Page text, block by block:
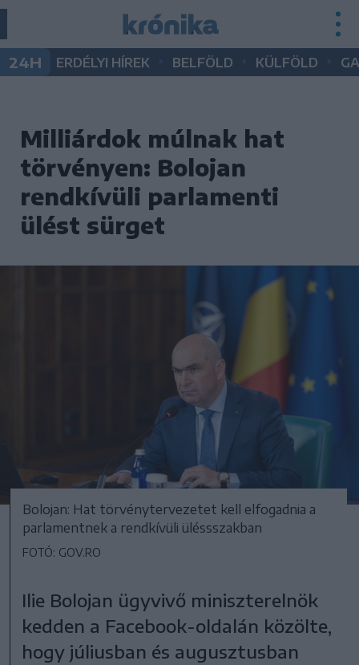
24H ERDÉLYI HÍREK BELFÖLD KÜLFÖLD
Milliárdok múlnak hat
törvényen: Bolojan
rendkívüli parlamenti
ülést sürget
Bolojan: Hat törvénytervezetet kell elfogadnia a
parlamentnek a rendkívüli üléssszakban
FOTÓ: GOV.RO
Ilie Bolojan ügyvivő miniszterelnök
kedden a Facebook-oldalán közölte,
hogy júliusban és augusztusban